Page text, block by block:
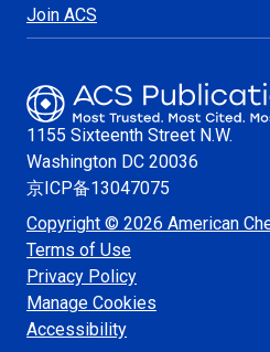
Join ACS
1155 Sixteenth Street N.W.
Washington DC 20036
京ICP备13047075
Copyright © 2026 American
Terms of Use
Privacy Policy
Manage Cookies
Accessibility